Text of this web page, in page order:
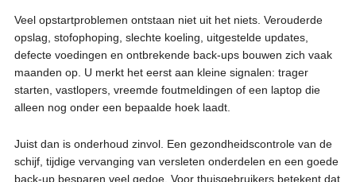
Veel opstartproblemen ontstaan niet uit het niets. Verouderde
opslag, stofophoping, slechte koeling, uitgestelde updates,
defecte voedingen en ontbrekende back-ups bouwen zich vaak
maanden op. U merkt het eerst aan kleine signalen: trager
starten, vastlopers, vreemde foutmeldingen of een laptop die
alleen nog onder een bepaalde hoek laadt.
Juist dan is onderhoud zinvol. Een gezondheidscontrole van de
schijf, tijdige vervanging van versleten onderdelen en een goede
back-up besparen veel gedoe. Voor thuisgebruikers betekent dat